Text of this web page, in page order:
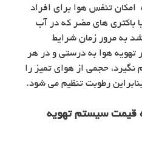
تنفس هوا برای افراد
باکتری های مضر که در آب
به مرور زمان شرایط
تهویه هوا به درستی و در هر
حجمی از هوای تمیز را
رطوبت تنظیم می‌ شود.
قیمت سیستم تهویه